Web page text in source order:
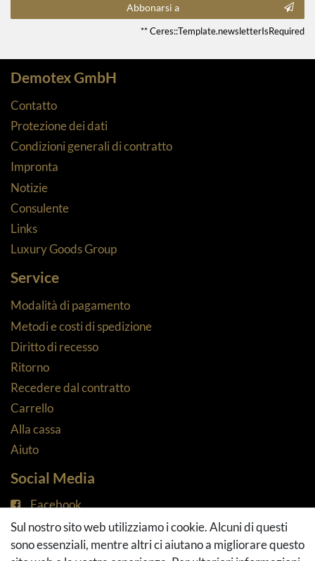
Abbonarsi a
** Ceres::Template.newsletterIsRequired
Demotex GmbH
Contatto
Protezione dei dati
Condizioni generali di contratto
Impronta
Notizie
Consulente
Links
Luxury Goods Group
Service
Modalità di pagamento
Metodi e costi di spedizione
Diritto di recesso
Ritorno
Recedere dal contratto
Carrello
Alla cassa
Aiuto
Social Media
Facebook
Instagram
Pinterest
Youtube
Sul nostro sito web utilizziamo i cookie. Alcuni di questi
sono essenziali, mentre altri ci aiutano a migliorare questo